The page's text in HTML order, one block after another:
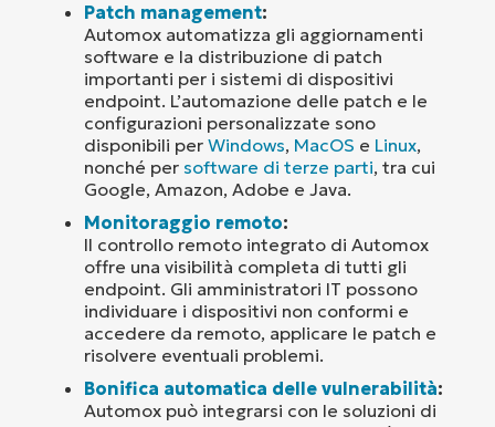
Patch management:
Automox automatizza gli aggiornamenti
software e la distribuzione di patch
importanti per i sistemi di dispositivi
endpoint. L’automazione delle patch e le
configurazioni personalizzate sono
disponibili per Windows, MacOS e Linux,
nonché per software di terze parti, tra cui
Google, Amazon, Adobe e Java.
Monitoraggio remoto:
Il controllo remoto integrato di Automox
offre una visibilità completa di tutti gli
endpoint. Gli amministratori IT possono
individuare i dispositivi non conformi e
accedere da remoto, applicare le patch e
risolvere eventuali problemi.
Bonifica automatica delle vulnerabilità:
Automox può integrarsi con le soluzioni di